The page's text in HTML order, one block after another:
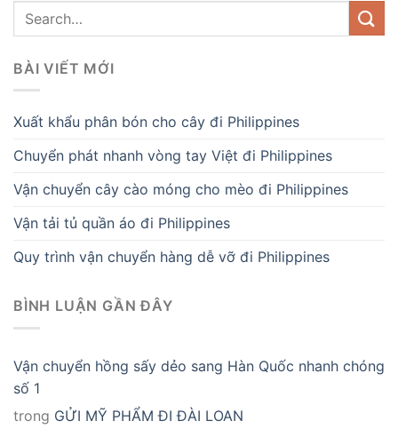
BÀI VIẾT MỚI
Xuất khẩu phân bón cho cây đi Philippines
Chuyển phát nhanh vòng tay Việt đi Philippines
Vận chuyển cây cào móng cho mèo đi Philippines
Vận tải tủ quần áo đi Philippines
Quy trình vận chuyển hàng dễ vỡ đi Philippines
BÌNH LUẬN GẦN ĐÂY
Vận chuyển hồng sấy dẻo sang Hàn Quốc nhanh chóng
số 1
trong GỬI MỸ PHẨM ĐI ĐÀI LOAN